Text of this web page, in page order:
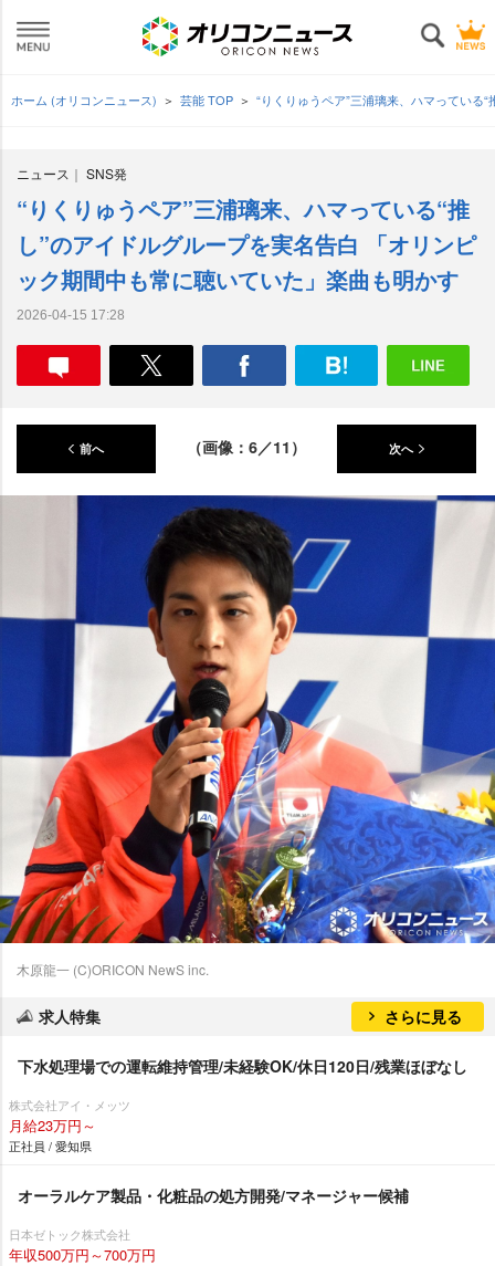
ホーム (オリコンニュース) 芸能 TOP “りくりゅうペア”三浦璃来、ハマっている
ニュース SNS発
“りくりゅうペア”三浦璃来、ハマっている“推
し”のアイドルグループを実名告白 「オリンピ
ック期間中も常に聴いていた」楽曲も明かす
2026-04-15 17:28
前へ （画像：6／11） 次へ
木原龍一 (C)ORICON NewS inc.
求人特集 さらに見る
下水処理場での運転維持管理/未経験OK/休日120日/残業ほぼなし
株式会社アイ・メッツ
月給23万円～
正社員 / 愛知県
オーラルケア製品・化粧品の処方開発/マネージャー候補
日本ゼトック株式会社
年収500万円～700万円